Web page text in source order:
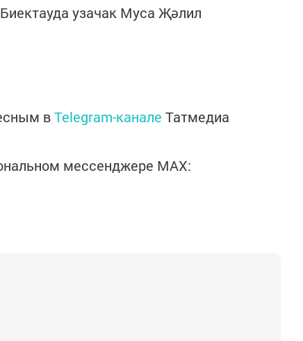
узачак Муса Җәлил
вTelegram-канале Татмедиа
мессенджере MАХ: